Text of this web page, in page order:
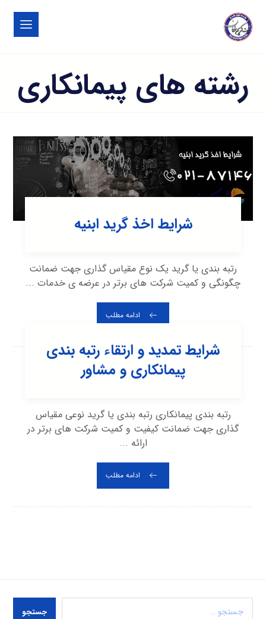
رشته های پیمانکاری
شرایط اخذ گرید ابنیه
رتبه بندی یا گرید یک نوع مقیاس گذاری جهت ضمانت
چگونگی و کمیت شرکت های برتر در عرضه ی خدمات ...
ادامه مطلب
شرایط تمدید و ارتقاء رتبه بندی
پیمانکاری و مشاور
رتبه بندی پیمانکاری رتبه بندی یا گرید نوعی مقیاس
گذاری جهت ضمانت کیفیت و کمیت شرکت های برتر در
ارائه ...
ادامه مطلب
جستجو